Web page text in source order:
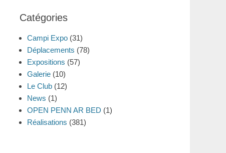
Catégories
Campi Expo (31)
Déplacements (78)
Expositions (57)
Galerie (10)
Le Club (12)
News (1)
OPEN PENN AR BED (1)
Réalisations (381)